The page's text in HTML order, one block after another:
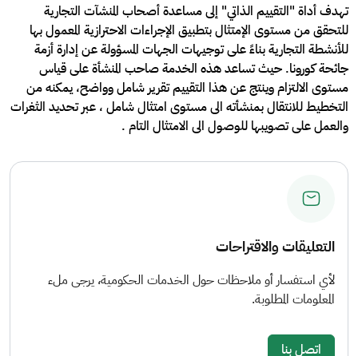
تهدف أداة "التقييم الذاتي" إلى مساعدة أصحاب المنشآت التجارية
للتحقق من مستوى الإمتثال بتطبيق الإجراءات الاحترازية المعمول بها
للأنشطة التجارية بناءً على توجيهات الجهات المسؤولة عن إدارة أزمة
جائحة كورونا. حيث تساعد هذه الخدمة صاحب المنشأة على قياس
مستوى الالتزام وينتج عن هذا التقييم تقرير شامل وواضح، يمكنه من
التخطيط للانتقال بمنشأته الى مستوى امتثال شامل ، عبر تحديد الثغرات
والعمل على تصويبها للوصول الى الامتثال التام .
التعليقات والاقتراحات
لأي استفسار أو ملاحظات حول الخدمات الحكومية، يرجى ملء
المعلومات المطلوبة.
اتصل بنا